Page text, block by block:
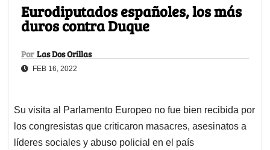
Eurodiputados españoles, los más
duros contra Duque
Por Las Dos Orillas
FEB 16, 2022
Su visita al Parlamento Europeo no fue bien recibida por
los congresistas que criticaron masacres, asesinatos a
líderes sociales y abuso policial en el país